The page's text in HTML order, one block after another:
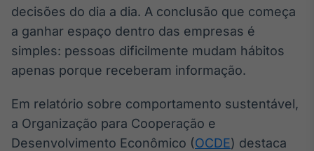
Broadcast
Widgets
Componentes
funcionalidades
Broadcast
Wallboard
decisões do dia a dia. A conclusão que começa
a ganhar espaço dentro das empresas é
simples: pessoas dificilmente mudam hábitos
apenas porque receberam informação.
Em relatório sobre comportamento sustentável,
a Organização para Cooperação e
Desenvolvimento Econômico (OCDE) destaca